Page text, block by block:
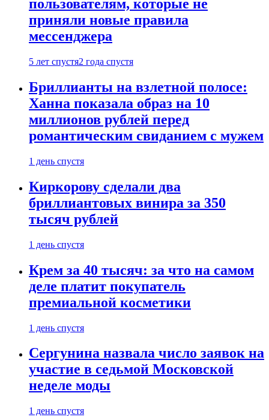
пользователям, которые не
приняли новые правила
мессенджера
5 лет спустя2 года спустя
Бриллианты на взлетной полосе:
Ханна показала образ на 10
миллионов рублей перед
романтическим свиданием с мужем
1 день спустя
Киркорову сделали два
бриллиантовых винира за 350
тысяч рублей
1 день спустя
Крем за 40 тысяч: за что на самом
деле платит покупатель
премиальной косметики
1 день спустя
Сергунина назвала число заявок на
участие в седьмой Московской
неделе моды
1 день спустя